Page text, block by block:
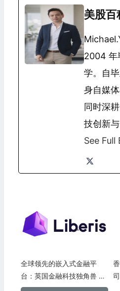
美股百
2004 年
学。自
身自媒
同时深
技创新与
See Full
全球领先的嵌入式金融平
台：英国金融科技独角兽 Li
beris Ltd.